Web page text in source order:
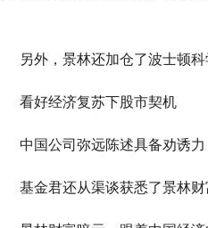
外，景林还加仓了波士顿科学
好经济复苏下股市契机
国公司弥远陈述具备劝诱力
金君还从渠谈获悉了景林财